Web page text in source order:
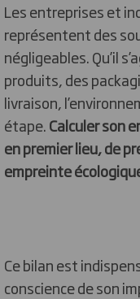
Les entreprises et
représentent des
négligeables. Qu’il
produits, des
livraison,
étape.Calculer son
en premier lieu, de
empreinte
Ce bilan est
conscience de son